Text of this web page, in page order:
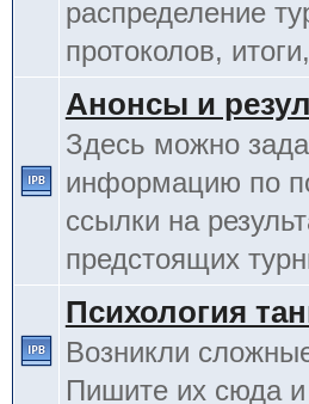
распределение
протоколов,
Анонсы и
Здесь можно
информацию по
ссылки на
предстоящих
Психология
Возникли
Пишите их сюда